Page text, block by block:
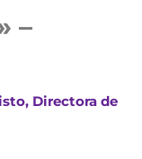
–
Directora de